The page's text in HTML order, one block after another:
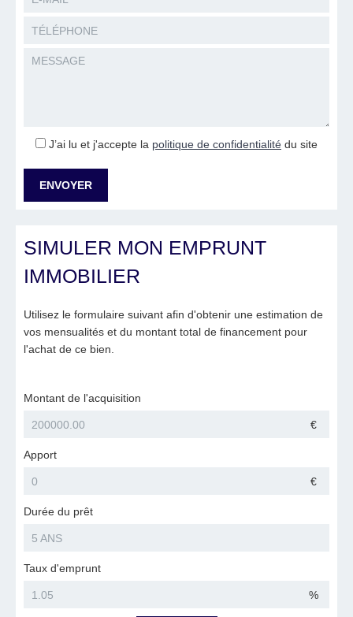
J’ai lu et j'accepte la politique de confidentialité du site
SIMULER MON EMPRUNT
IMMOBILIER
Utilisez le formulaire suivant afin d'obtenir une estimation de
vos mensualités et du montant total de financement pour
l'achat de ce bien.
Montant de l'acquisition
€
Apport
€
Durée du prêt
Taux d'emprunt
%